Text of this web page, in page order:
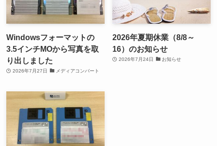
Windowsフォーマットの
3.5インチMOから写真を取
り出しました
2026年7月27日 メディアコンバート
2026年夏期休業（8/8～
16）のお知らせ
2026年7月24日 お知らせ